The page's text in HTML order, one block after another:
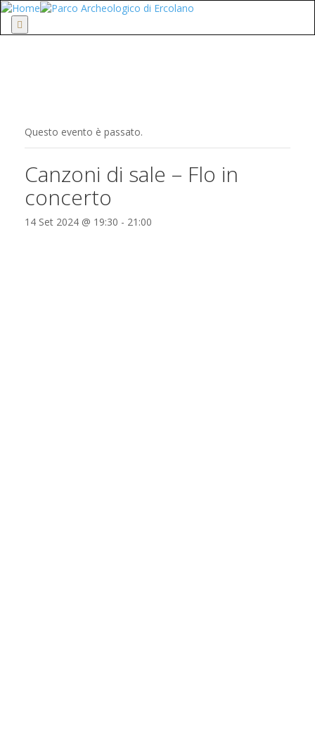
Menu
Questo evento è passato.
Canzoni di sale – Flo in
concerto
14 Set 2024 @ 19:30 - 21:00